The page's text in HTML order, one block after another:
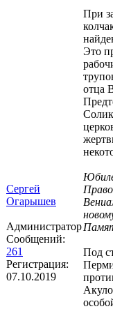
Сергей
Огарышев
Администратор
Сообщений:
261
Регистрация:
07.10.2019
При
Это
отца
Под
Перми